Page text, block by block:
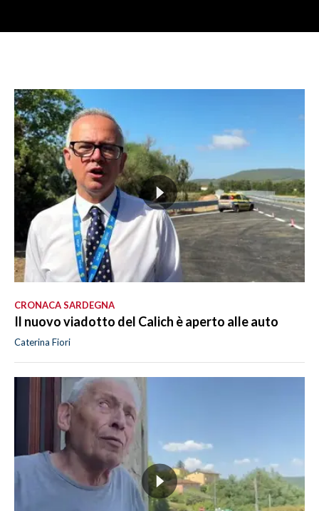
CRONACA SARDEGNA
Il nuovo viadotto del Calich è aperto alle auto
Caterina Fiori